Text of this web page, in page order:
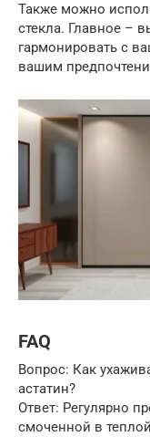
Также можно
стекла. Главное –
гармонировать с
вашим
FAQ
Вопрос: Как
астатин?
Ответ: Регулярно
смоченной в